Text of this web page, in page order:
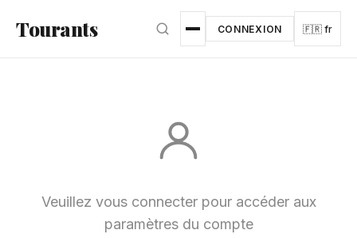
Tourants CONNEXION 🇫🇷 fr
Veuillez vous connecter pour accéder aux
paramètres du compte